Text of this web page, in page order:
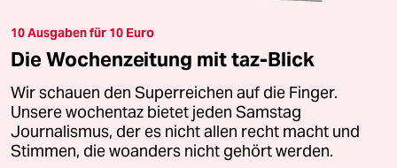
10 Ausgaben für 10 Euro
Die Wochenzeitung mit taz-Blick
Wir schauen den Superreichen auf die Finger.
Unsere wochentaz bietet jeden Samstag
Journalismus, der es nicht allen recht macht und
Stimmen, die woanders nicht gehört werden.